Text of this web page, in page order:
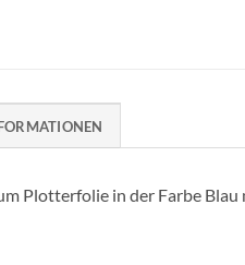
Plotterfolie in der Farbe